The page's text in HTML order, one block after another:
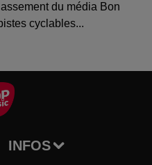
du média Bon
cyclables...
INFOS